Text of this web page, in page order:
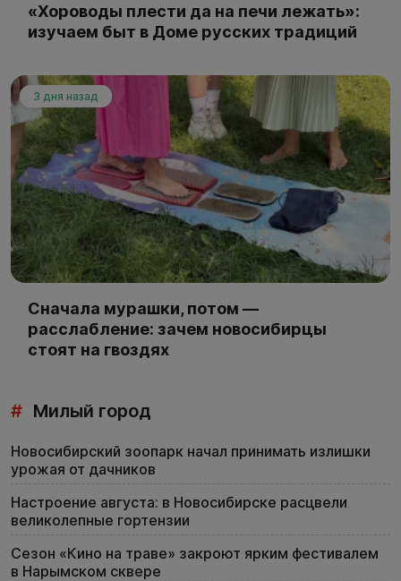
«Хороводы плести да на печи лежать»:
изучаем быт в Доме русских традиций
3 дня назад
Сначала мурашки, потом —
расслабление: зачем новосибирцы
стоят на гвоздях
# Милый город
Новосибирский зоопарк начал принимать излишки
урожая от дачников
Настроение августа: в Новосибирске расцвели
великолепные гортензии
Сезон «Кино на траве» закроют ярким фестивалем
в Нарымском сквере